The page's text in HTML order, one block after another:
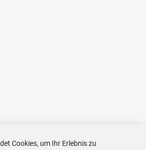
Cookies, um Ihr Erlebnis zu